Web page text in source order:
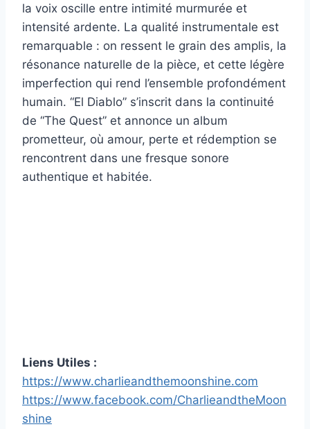
la voix oscille entre intimité murmurée et
intensité ardente. La qualité instrumentale est
remarquable : on ressent le grain des amplis, la
résonance naturelle de la pièce, et cette légère
imperfection qui rend l’ensemble profondément
humain. “El Diablo” s’inscrit dans la continuité
de “The Quest” et annonce un album
prometteur, où amour, perte et rédemption se
rencontrent dans une fresque sonore
authentique et habitée.
Liens Utiles :
https://www.charlieandthemoonshine.com
https://www.facebook.com/CharlieandtheMoon
shine